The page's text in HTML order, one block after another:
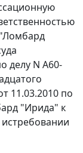
делу N А60-
11.03.2010 по
"Ирида" к